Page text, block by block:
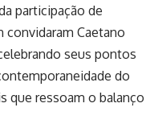
participação de
convidaram Caetano
seus pontos
do
que ressoam o balanço